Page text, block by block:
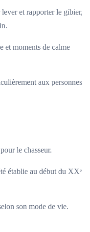
et rapporter le gibier,
et moments de calme
aux personnes
le chasseur.
établie au début du XXᵉ
son mode de vie.